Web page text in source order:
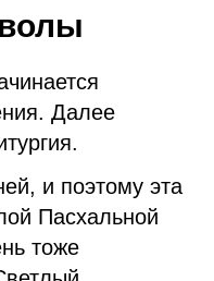
Далее
и поэтому эта
Пасхальной
тоже